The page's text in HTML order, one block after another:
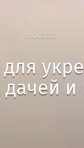
19.04.2022
и